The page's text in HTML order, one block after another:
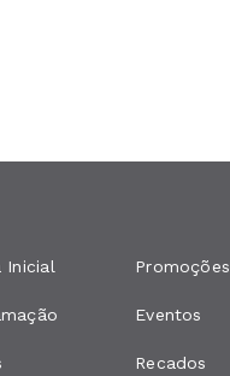
Inicial Promoções
Eventos
Recados